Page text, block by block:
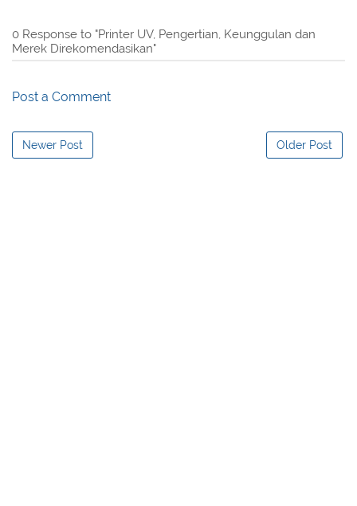
0 Response to "Printer UV, Pengertian, Keunggulan dan
Merek Direkomendasikan"
Post a Comment
Newer Post Older Post